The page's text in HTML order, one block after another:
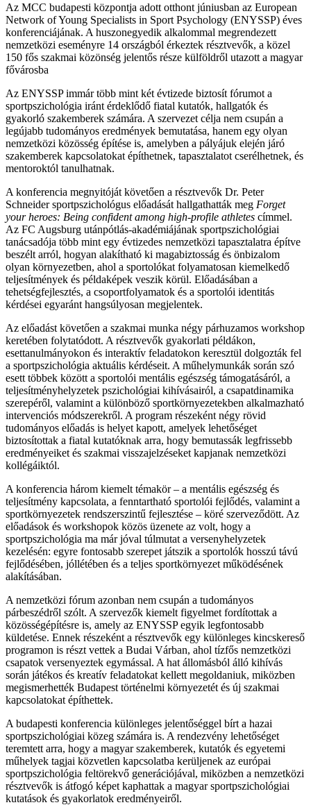
Az MCC budapesti központja adott otthont júniusban az European
Network of Young Specialists in Sport Psychology (ENYSSP) éves
konferenciájának. A huszonegyedik alkalommal megrendezett
nemzetközi eseményre 14 országból érkeztek résztvevők, a közel
150 fős szakmai közönség jelentős része külföldről utazott a magyar
fővárosba
Az ENYSSP immár több mint két évtizede biztosít fórumot a
sportpszichológia iránt érdeklődő fiatal kutatók, hallgatók és
gyakorló szakemberek számára. A szervezet célja nem csupán a
legújabb tudományos eredmények bemutatása, hanem egy olyan
nemzetközi közösség építése is, amelyben a pályájuk elején járó
szakemberek kapcsolatokat építhetnek, tapasztalatot cserélhetnek, és
mentoroktól tanulhatnak.
A konferencia megnyitóját követően a résztvevők Dr. Peter
Schneider sportpszichológus előadását hallgathatták meg Forget
your heroes: Being confident among high-profile athletes címmel.
Az FC Augsburg utánpótlás-akadémiájának sportpszichológiai
tanácsadója több mint egy évtizedes nemzetközi tapasztalatra építve
beszélt arról, hogyan alakítható ki magabiztosság és önbizalom
olyan környezetben, ahol a sportolókat folyamatosan kiemelkedő
teljesítmények és példaképek veszik körül. Előadásában a
tehetségfejlesztés, a csoportfolyamatok és a sportolói identitás
kérdései egyaránt hangsúlyosan megjelentek.
Az előadást követően a szakmai munka négy párhuzamos workshop
keretében folytatódott. A résztvevők gyakorlati példákon,
esettanulmányokon és interaktív feladatokon keresztül dolgozták fel
a sportpszichológia aktuális kérdéseit. A műhelymunkák során szó
esett többek között a sportolói mentális egészség támogatásáról, a
teljesítményhelyzetek pszichológiai kihívásairól, a csapatdinamika
szerepéről, valamint a különböző sportkörnyezetekben alkalmazható
intervenciós módszerekről. A program részeként négy rövid
tudományos előadás is helyet kapott, amelyek lehetőséget
biztosítottak a fiatal kutatóknak arra, hogy bemutassák legfrissebb
eredményeiket és szakmai visszajelzéseket kapjanak nemzetközi
kollégáiktól.
A konferencia három kiemelt témakör – a mentális egészség és
teljesítmény kapcsolata, a fenntartható sportolói fejlődés, valamint a
sportkörnyezetek rendszerszintű fejlesztése – köré szerveződött. Az
előadások és workshopok közös üzenete az volt, hogy a
sportpszichológia ma már jóval túlmutat a versenyhelyzetek
kezelésén: egyre fontosabb szerepet játszik a sportolók hosszú távú
fejlődésében, jóllétében és a teljes sportkörnyezet működésének
alakításában.
A nemzetközi fórum azonban nem csupán a tudományos
párbeszédről szólt. A szervezők kiemelt figyelmet fordítottak a
közösségépítésre is, amely az ENYSSP egyik legfontosabb
küldetése. Ennek részeként a résztvevők egy különleges kincskereső
programon is részt vettek a Budai Várban, ahol tízfős nemzetközi
csapatok versenyeztek egymással. A hat állomásból álló kihívás
során játékos és kreatív feladatokat kellett megoldaniuk, miközben
megismerhették Budapest történelmi környezetét és új szakmai
kapcsolatokat építhettek.
A budapesti konferencia különleges jelentőséggel bírt a hazai
sportpszichológiai közeg számára is. A rendezvény lehetőséget
teremtett arra, hogy a magyar szakemberek, kutatók és egyetemi
műhelyek tagjai közvetlen kapcsolatba kerüljenek az európai
sportpszichológia feltörekvő generációjával, miközben a nemzetközi
résztvevők is átfogó képet kaphattak a magyar sportpszichológiai
kutatások és gyakorlatok eredményeiről.